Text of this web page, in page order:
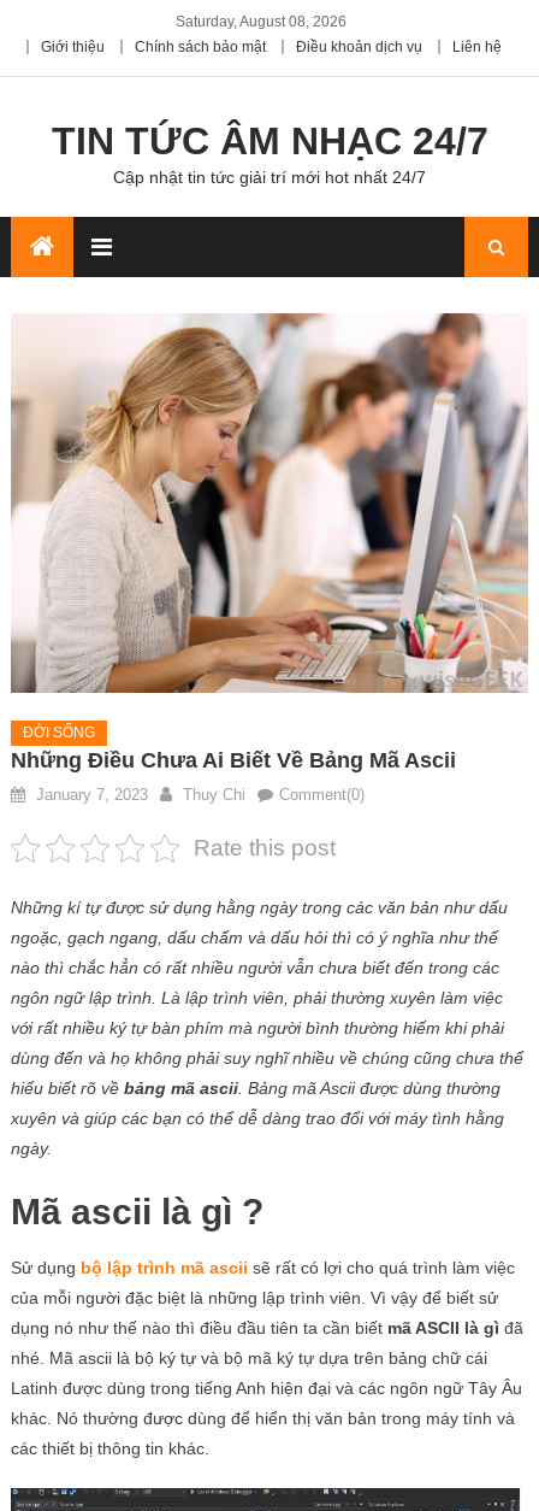
Saturday, August 08, 2026
Giới thiệu
Chính sách bảo mật Điều khoản dịch vụ Liên hệ
TIN TỨC ÂM NHẠC 24/7
Cập nhật tin tức giải trí mới hot nhất 24/7
ĐỜI SỐNG
Những Điều Chưa Ai Biết Về Bảng Mã Ascii
January 7, 2023 Thuy Chi Comment(0)
Rate this post
Những kí tự được sử dụng hằng ngày trong các văn bản như dấu
ngoặc, gạch ngang, dấu chấm và dấu hỏi thì có ý nghĩa như thế
nào thì chắc hẳn có rất nhiều người vẫn chưa biết đến trong các
ngôn ngữ lập trình. Là lập trình viên, phải thường xuyên làm việc
với rất nhiều ký tự bàn phím mà người bình thường hiếm khi phải
dùng đến và họ không phải suy nghĩ nhiều về chúng cũng chưa thể
hiểu biết rõ về bảng mã ascii. Bảng mã Ascii được dùng thường
xuyên và giúp các bạn có thể dễ dàng trao đổi với máy tình hằng
ngày.
Mã ascii là gì ?
Sử dụng bộ lập trình mã ascii sẽ rất có lợi cho quá trình làm việc
của mỗi người đặc biệt là những lập trình viên. Vì vậy để biết sử
dụng nó như thế nào thì điều đầu tiên ta cần biết mã ASCII là gì đã
nhé. Mã ascii là bộ ký tự và bộ mã ký tự dựa trên bảng chữ cái
Latinh được dùng trong tiếng Anh hiện đại và các ngôn ngữ Tây Âu
khác. Nó thường được dùng để hiển thị văn bản trong máy tính và
các thiết bị thông tin khác.